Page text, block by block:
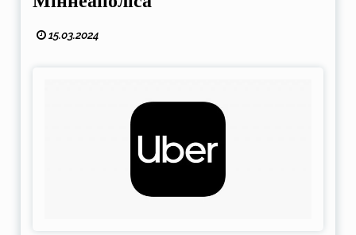
15.03.2024